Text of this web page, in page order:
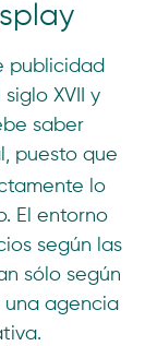
publicidad
XVII y
saber
puesto que
lo
El entorno
según las
sólo según
agencia